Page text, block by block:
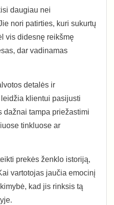
daugiau nei
nori patirties, kuri sukurtų
vis didesnę reikšmę
dar vadinamas
detalės ir
klientui pasijusti
dažnai tampa priežastimi
tinkluose ar
prekės ženklo istoriją,
vartotojas jaučia emocinį
kad jis rinksis tą